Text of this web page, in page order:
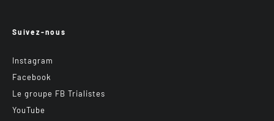
Suivez-nous
Instagram
Facebook
Le groupe FB Trialistes
YouTube